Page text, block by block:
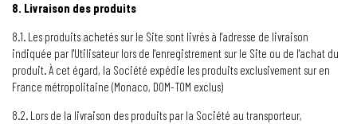
8. Livraison des produits
8.1. Les produits achetés sur le Site sont livrés à l'adresse de livraison
indiquée par l'Utilisateur lors de l'enregistrement sur le Site ou de l'achat du
produit. À cet égard, la Société expédie les produits exclusivement sur en
France métropolitaine (Monaco, DOM-TOM exclus)
8.2. Lors de la livraison des produits par la Société au transporteur,